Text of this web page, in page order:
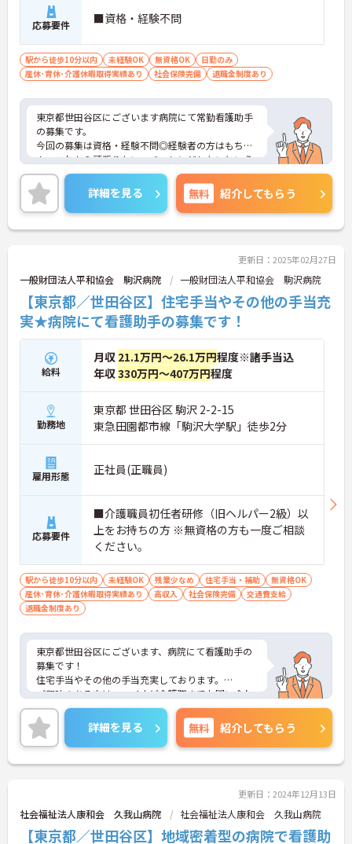
応募要件 ■資格・経験不問
駅から徒歩10分以内 未経験OK 無資格OK
日勤のみ
産休･育休･介護休暇取得実績あり
社会保険完備 退職金制度あり
東京都世田谷区にございます病院にて常勤看護助手
の募集です。
今回の募集は資格・経験不問◎経験者の方はもちろ
ん、これから頑張りたい、チャレンジしたいという
方にもオススメの求人！
季節ごとの休暇がしっかり取得でき、プライベート
の予定が立てやすいですよ◎
ご興味ある方には、面接対策ポイントなど、さらに
詳細をお話しいたしますのでお気軽にご相談くださ
詳細を見る 無料 紹介してもらう
更新日：2025年02月27日
一般財団法人平和協会 駒沢病院 一般財団法人平和協会 駒沢病院
【東京都／世田谷区】住宅手当やその他の手当充
実★病院にて看護助手の募集です！
給料
月収 21.1万円～26.1万円程度※諸手当込
年収330万円～407万円程度
勤務地
東京都 世田谷区 駒沢 2-2-15
東急田園都市線「駒沢大学駅」徒歩2分
雇用形態 正社員(正職員)
応募要件
■介護職員初任者研修（旧ヘルパー2級）以
上をお持ちの方 ※無資格の方も一度ご相談
ください。
駅から徒歩10分以内 未経験OK 残業少なめ 住宅手当・補助
無資格OK
産休･育休･介護休暇取得実績あり
高収入 社会保険完備
交通費支給
退職金制度あり
東京都世田谷区にございます、病院にて看護助手の
募集です！
住宅手当やその他の手当充実しております。
ご興味のある方は、マイナビ介護職までお問い合わ
せください。
詳細を見る 無料 紹介してもらう
更新日：2024年12月13日
社会福祉法人康和会 久我山病院 社会福祉法人康和会 久我山病院
【東京都／世田谷区】地域密着型の病院で看護助